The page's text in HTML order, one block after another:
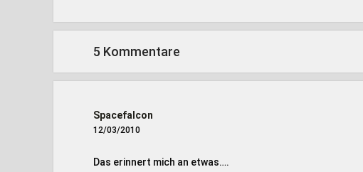
5 Kommentare
Spacefalcon
12/03/2010
Das erinnert mich an etwas….